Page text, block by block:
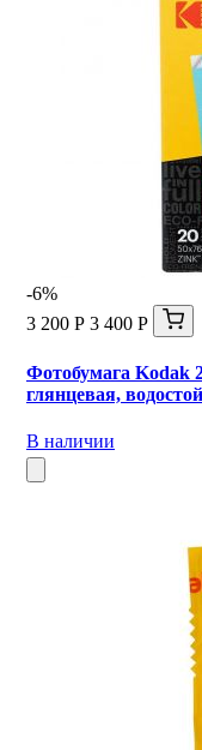
-6%
3 200 Р 3 400 Р
Фотобумага Kodak
глянцевая,
В наличии